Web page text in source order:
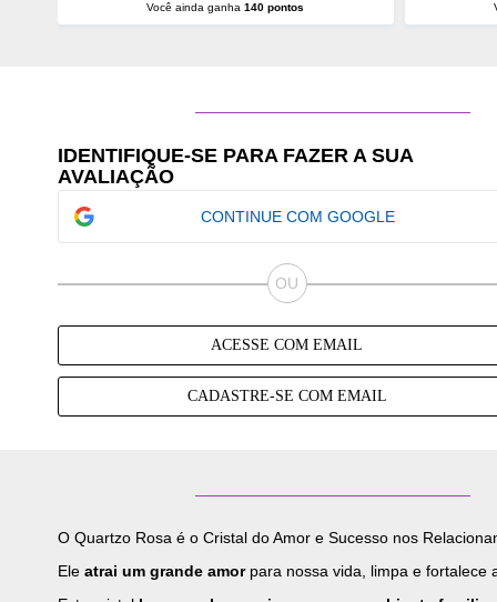
Você ainda ganha140 pontos
IDENTIFIQUE-SE PARA FAZER A SUA
AVALIAÇÃO
CONTINUE COM GOOGLE
ACESSE COM EMAIL
CADASTRE-SE COM EMAIL
O Quartzo Rosa é o Cristal do Amor e Sucesso nos
Ele atrai um grande amorpara nossa vida, limpa e fortalece